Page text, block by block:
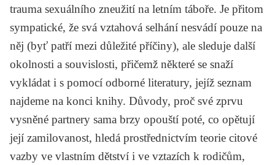
trauma sexuálního zneužití na letním táboře. Je přitom
sympatické, že svá vztahová selhání nesvádí pouze na
něj (byť patří mezi důležité příčiny), ale sleduje další
okolnosti a souvislosti, přičemž některé se snaží
vykládat i s pomocí odborné literatury, jejíž seznam
najdeme na konci knihy. Důvody, proč své zprvu
vysněné partnery sama brzy opouští poté, co opětují
její zamilovanost, hledá prostřednictvím teorie citové
vazby ve vlastním dětství i ve vztazích k rodičům,